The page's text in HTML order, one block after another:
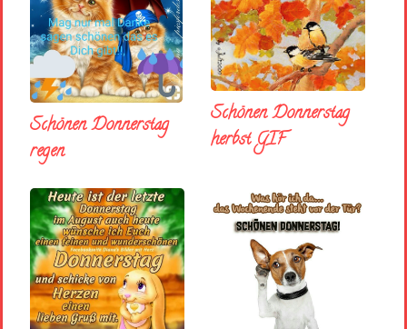
Schönen Donnerstag
regen
Schönen Donnerstag
herbst GIF